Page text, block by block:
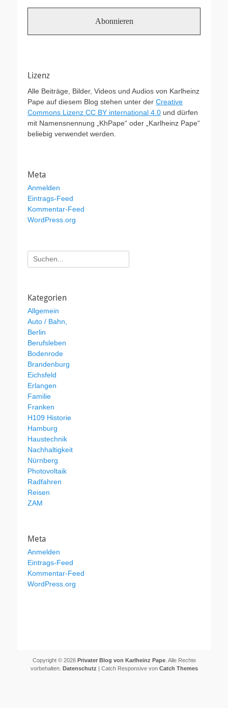
Lizenz
Alle Beiträge, Bilder, Videos und Audios von Karlheinz
Pape auf diesem Blog stehen unter der Creative
Commons Lizenz CC BY international 4.0 und dürfen
mit Namensnennung „KhPape“ oder „Karlheinz Pape“
beliebig verwendet werden.
Meta
Anmelden
Eintrags-Feed
Kommentar-Feed
WordPress.org
Suchen
nach:
Kategorien
Allgemein
Auto / Bahn,
Berlin
Berufsleben
Bodenrode
Brandenburg
Eichsfeld
Erlangen
Familie
Franken
H109 Historie
Hamburg
Haustechnik
Nachhaltigkeit
Nürnberg
Photovoltaik
Radfahren
Reisen
ZAM
Meta
Anmelden
Eintrags-Feed
Kommentar-Feed
WordPress.org
Copyright © 2026 Privater Blog von Karlheinz Pape. Alle Rechte
vorbehalten. Datenschutz | Catch Responsive von Catch Themes